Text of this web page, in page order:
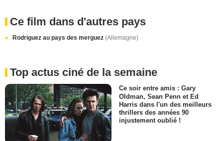
Ce film dans d'autres pays
Rodriguez au pays des merguez (Allemagne)
Top actus ciné de la semaine
Ce soir entre amis : Gary
Oldman, Sean Penn et Ed
Harris dans l'un des meilleurs
thrillers des années 90
injustement oublié !